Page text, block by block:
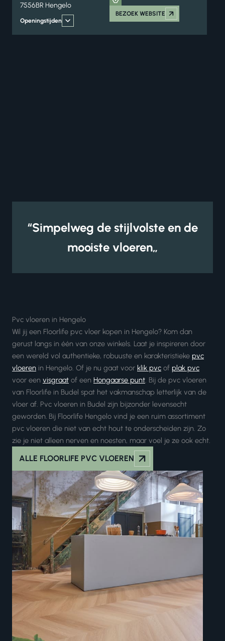
7556BR Hengelo
Openingstijden
BEZOEK WEBSITE
“Simpelweg de stijlvolste en de
mooiste vloeren„
Pvc vloeren in Hengelo
Wil jij een Floorlife pvc vloer kopen in Hengelo? Kom dan
gerust langs in één van onze winkels. Laat je inspireren door
een wereld vol authentieke, robuuste en karakteristieke pvc
vloeren in Hengelo. Of je nu gaat voor klik pvc of plak pvc
voor een visgraat of een Hongaarse punt. Bij de pvc vloeren
van Floorlife in Budel spat het vakmanschap letterlijk van de
vloer af. Pvc vloeren in Budel zijn bijzonder levensecht
geworden. Bij Floorlife Hengelo vind je een ruim assortiment
pvc vloeren die niet van echt hout te onderscheiden zijn. Zo
zie je niet alleen nerven en noesten, maar voel je ze ook echt.
ALLE FLOORLIFE PVC VLOEREN